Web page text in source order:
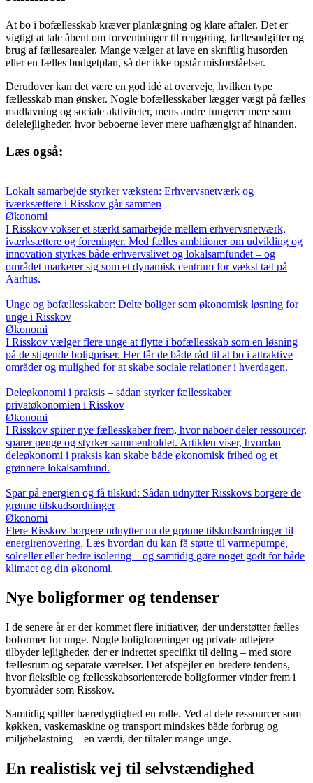
At bo i bofællesskab kræver planlægning og klare aftaler. Det er
vigtigt at tale åbent om forventninger til rengøring, fællesudgifter og
brug af fællesarealer. Mange vælger at lave en skriftlig husorden
eller en fælles budgetplan, så der ikke opstår misforståelser.
Derudover kan det være en god idé at overveje, hvilken type
fællesskab man ønsker. Nogle bofællesskaber lægger vægt på fælles
madlavning og sociale aktiviteter, mens andre fungerer mere som
delelejligheder, hvor beboerne lever mere uafhængigt af hinanden.
Læs også:
Lokalt samarbejde styrker væksten: Erhvervsnetværk og
iværksættere i Risskov går sammen
Økonomi
I Risskov vokser et stærkt samarbejde mellem erhvervsnetværk,
iværksættere og foreninger. Med fælles ambitioner om udvikling og
innovation styrkes både erhvervslivet og lokalsamfundet – og
området markerer sig som et dynamisk centrum for vækst tæt på
Aarhus.
Unge og bofællesskaber: Delte boliger som økonomisk løsning for
unge i Risskov
Økonomi
I Risskov vælger flere unge at flytte i bofællesskab som en løsning
på de stigende boligpriser. Her får de både råd til at bo i attraktive
områder og mulighed for at skabe sociale relationer i hverdagen.
Deleøkonomi i praksis – sådan styrker fællesskaber
privatøkonomien i Risskov
Økonomi
I Risskov spirer nye fællesskaber frem, hvor naboer deler ressourcer,
sparer penge og styrker sammenholdet. Artiklen viser, hvordan
deleøkonomi i praksis kan skabe både økonomisk frihed og et
grønnere lokalsamfund.
Spar på energien og få tilskud: Sådan udnytter Risskovs borgere de
grønne tilskudsordninger
Økonomi
Flere Risskov-borgere udnytter nu de grønne tilskudsordninger til
energirenovering. Læs hvordan du kan få støtte til varmepumpe,
solceller eller bedre isolering – og samtidig gøre noget godt for både
klimaet og din økonomi.
Nye boligformer og tendenser
I de senere år er der kommet flere initiativer, der understøtter fælles
boformer for unge. Nogle boligforeninger og private udlejere
tilbyder lejligheder, der er indrettet specifikt til deling – med store
fællesrum og separate værelser. Det afspejler en bredere tendens,
hvor fleksible og fællesskabsorienterede boligformer vinder frem i
byområder som Risskov.
Samtidig spiller bæredygtighed en rolle. Ved at dele ressourcer som
køkken, vaskemaskine og transport mindskes både forbrug og
miljøbelastning – en værdi, der tiltaler mange unge.
En realistisk vej til selvstændighed